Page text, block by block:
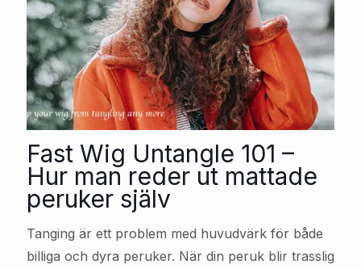
Fast Wig Untangle 101 –
Hur man reder ut mattade
peruker själv
Tanging är ett problem med huvudvärk för både
billiga och dyra peruker. När din peruk blir trasslig